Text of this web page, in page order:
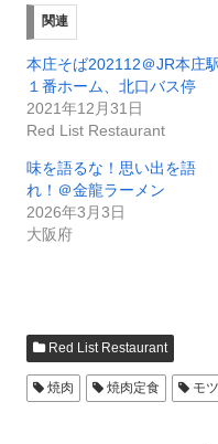
関連
本庄そば202112＠JR本庄
１番ホーム、北口バス停
2021年12月31日
Red List Restaurant
味を語るな！思い出を語
れ！＠金龍ラーメン
2026年3月3日
大阪府
Red List Restaurant
焼肉 焼肉定食 モ